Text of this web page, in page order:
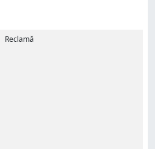
Reclamă